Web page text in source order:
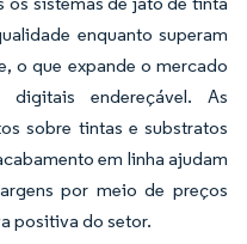
enquanto superam
o que expande o mercado
endereçável. As
sobre tintas e substratos
em linha ajudam
por meio de preços
positiva do setor.